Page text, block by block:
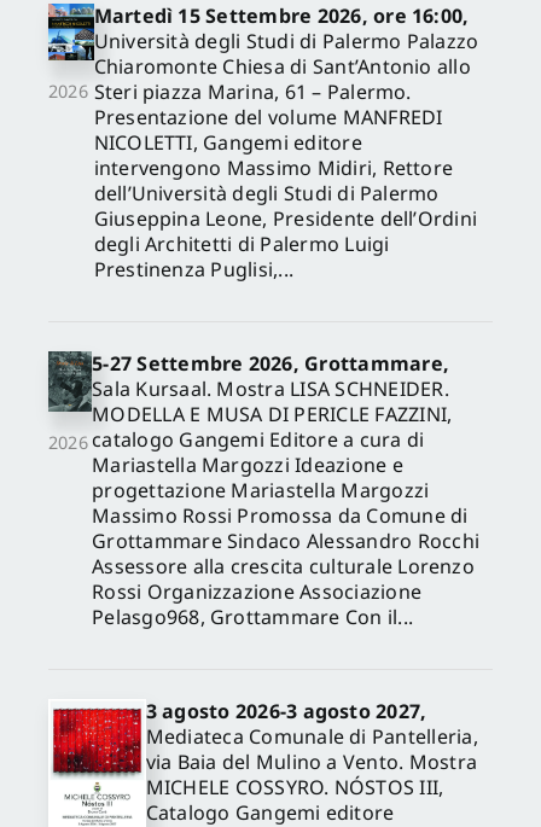
2026
Martedì 15 Settembre 2026, ore 16:00,
Università degli Studi di Palermo Palazzo
Chiaromonte Chiesa di Sant’Antonio allo
Steri piazza Marina, 61 – Palermo.
Presentazione del volume MANFREDI
NICOLETTI, Gangemi editore
intervengono Massimo Midiri, Rettore
dell’Università degli Studi di Palermo
Giuseppina Leone, Presidente dell’Ordini
degli Architetti di Palermo Luigi
Prestinenza Puglisi,...
2026
5-27 Settembre 2026, Grottammare,
Sala Kursaal. Mostra LISA SCHNEIDER.
MODELLA E MUSA DI PERICLE FAZZINI,
catalogo Gangemi Editore a cura di
Mariastella Margozzi Ideazione e
progettazione Mariastella Margozzi
Massimo Rossi Promossa da Comune di
Grottammare Sindaco Alessandro Rocchi
Assessore alla crescita culturale Lorenzo
Rossi Organizzazione Associazione
Pelasgo968, Grottammare Con il...
3 agosto 2026-3 agosto 2027,
Mediateca Comunale di Pantelleria,
via Baia del Mulino a Vento. Mostra
MICHELE COSSYRO. NÓSTOS III,
Catalogo Gangemi editore